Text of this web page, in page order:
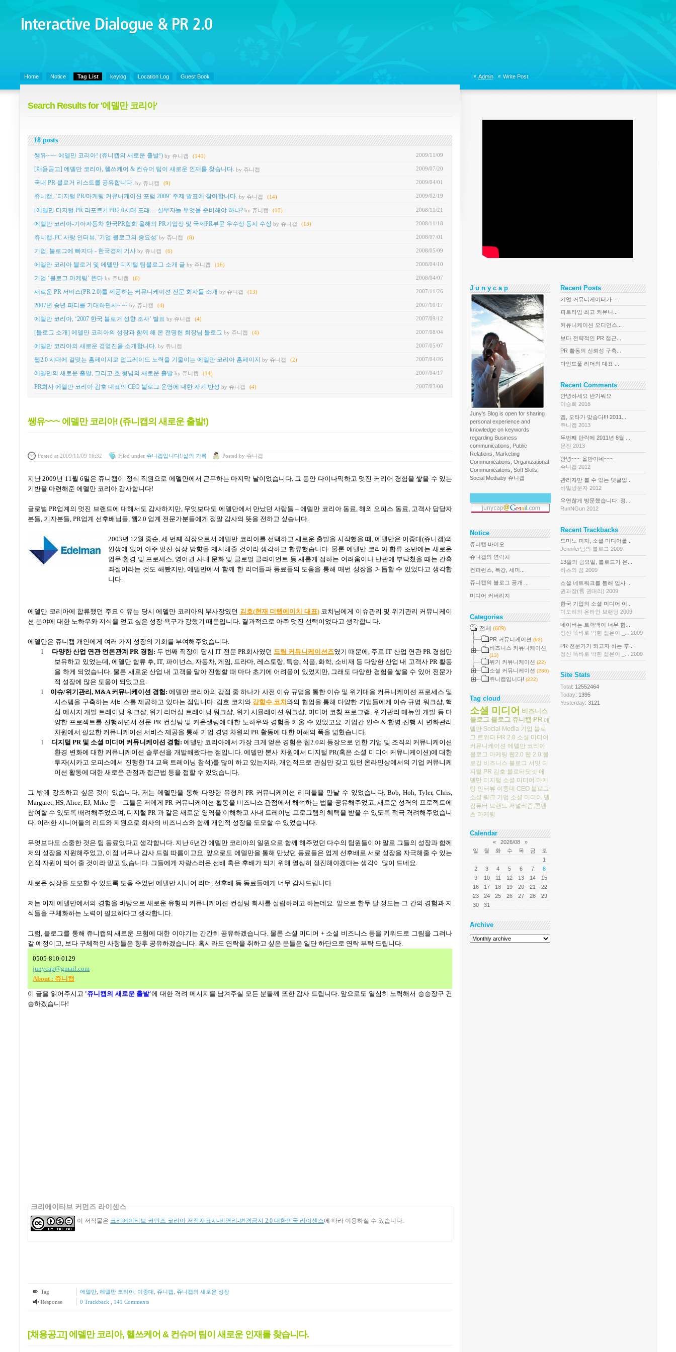
Interactive Dialogue &
PR 2.0
Home Notice Tag List keylog Location Log Guest Book
Search Results for '에델만 코리아'
18 posts
2009/11/09
쌩유~~~ 에델만 코리아! (쥬니캡의 새로운 출발!) by 쥬니캡 (141)
2009/07/20
[채용공고] 에델만 코리아, 헬쓰케어 & 컨슈머 팀이 새로운 인재를 찾습니다. by 쥬니캡
2009/04/01
국내 PR 블로거 리스트를 공유합니다. by 쥬니캡 (9)
2009/02/19
쥬니캡, ‘디지털 PR/마케팅 커뮤니케이션 포럼 2009’ 주제 발표에 참여합니다. by 쥬니캡 (14)
2008/11/21
[에델만 디지털 PR 리포트2] PR2.0시대 도래… 실무자들 무엇을 준비해야 하나? by 쥬니캡 (15)
2008/11/18
에델만 코리아-기아자동차 한국PR협회 올해의 PR기업상 및 국제PR부문 우수상 동시 수상 by 쥬니캡 (13)
2008/07/01
쥬니캡-PC 사랑 인터뷰, '기업 블로그의 중요성' by 쥬니캡 (8)
2008/05/09
기업, 블로그에 빠지다 - 한국경제 기사 by 쥬니캡 (6)
2008/04/10
에델만 코리아 블로거 및 에델만 디지털 팀블로그 소개 글 by 쥬니캡 (16)
2008/04/07
기업 ‘블로그 마케팅’ 뜬다 by 쥬니캡 (6)
2007/11/26
새로운 PR 서비스(PR 2.0)를 제공하는 커뮤니케이션 전문 회사들 소개 by 쥬니캡 (13)
2007/10/17
2007년 송년 파티를 기대하면서~~~ by 쥬니캡 (4)
2007/09/12
에델만 코리아, ‘2007 한국 블로거 성향 조사’ 발표 by 쥬니캡 (4)
2007/08/04
[블로그 소개] 에델만 코리아의 성장과 함께 해 온 전명헌 회장님 블로그 by 쥬니캡 (4)
2007/05/07
에델만 코리아의 새로운 경영진을 소개합니다. by 쥬니캡
2007/04/26
웹2.0 시대에 걸맞는 홈페이지로 업그레이드 노력을 기울이는 에델만 코리아 홈페이지 by 쥬니캡 (2)
2007/04/17
에델만의 새로운 출발, 그리고 호 형님의 새로운 출발 by 쥬니캡 (14)
2007/03/08
PR회사 에델만 코리아 김호 대표의 CEO 블로그 운영에 대한 자기 반성 by 쥬니캡 (4)
쌩유~~~ 에델만 코리아! (쥬니캡의 새로운 출발!)
Posted at 2009/11/09 16:32 Filed under 쥬니캡입니다!/삶의 기록 Posted by 쥬니캡
지난2009년 11 월 6일은 쥬니캡이 정식 직원으로 에델만에서 근무하는 마지막 날이었습니다. 그 동안 다이나믹하고 멋진 커리어 경험을 쌓을 수 있는
기반을 마련해준 에델만 코리아 감사합니다!
글로벌 PR업계의 멋진 브랜드에 대해서도 감사하지만 무엇보다도 에델만에서 만났던 사람들 –에델만 코리아 동료 ,해외 오피스 동료
고객사 담당자
분들 기자분들 , PR업계 선후배님들 웹2.0 업계 전문가분들에게 정말 감사의 뜻을 전하고 싶습니다
2003년 12월 중순 ,세 번째 직장으로서 에델만 코리아를 선택하고 새로운 출발을 시작했을 때 에델만은 이중대(쥬니캡)의
인생에 있어 아주 멋진 성장 방향을 제시해줄 것이라 생각하고 합류했습니다 물론 에델만 코리아 합류 초반에는 새로운
업무 환경 및 프로세스 영어권 사내 문화 및 글로벌 클라이언트 등 새롭게 접하는 어려움이나 난관에 부닥쳤을 때는 간혹
좌절이라는 것도 해봤지만,에델만에서 함께 한 리더들과 동료들의 도움을 통해 매번 성장을 거듭할 수 있었다고 생각합
니다
에델만 코리아에 합류했던 주요 이유는 당시 에델만 코리아의 부사장였던 김호(현재 더랩에이치 대표) 코치님에게 이슈관리 및 위기관리 커뮤니케이
션 분야에 대한 노하우와 지식을 얻고 싶은 성장 욕구가 강했기 때문입니다 결과적으로 아주 멋진 선택이었다고 생각합니다
에델만은 쥬니캡 개인에게 여러 가지 성장의 기회를 부여해주었습니다
l
다양한 산업 연관 언론관계 PR 경험: 두 번째 직장이 당시 IT 전문 PR회사였던 드림 커뮤니케이션즈였기 때문에 주로 IT 산업 연관PR 경험만
보유하고 있었는데 에델만 합류 후 , IT, 파이넌스 자동차, 게임 드라마 레스토랑, 특송 식품 화학 소비재 등 다양한 산업 내 고객사PR 활동
을 하게 되었습니다. 물론 새로운 산업 내 고객을 맡아 진행할 때 마다 초기에 어려움이 있었지만, 그래도 다양한 경험을 쌓을 수 있어 전문가
적 성장에 많은 도움이 되었고요
l
이슈/위기관리, M&A 커뮤니케이션 경험: 에델만 코리아의 강점 중 하나가 사전 이슈 규명을 통한 이슈 및 위기대응 커뮤니케이션 프로세스 및
시스템을 구축하는 서비스를 제공하고 있다는 점입니다 김호 코치와 강함수 코치와의 협업을 통해 다양한 기업들에게 이슈 규명 워크샵,핵
심 메시지 개발 트레이닝 워크샵, 위기 리더십 트레이닝 워크샵 위기 시뮬레이션 워크샵 미디어 코칭 프로그램
위기관리 매뉴얼 개발 등 다
양한 프로젝트를 진행하면서 전문 PR 컨설팅 및 카운셀링에 대한 노하우와 경험을 키울 수 있었고요 기업간 인수 & 합병 진행 시 변화관리
차원에서 필요한 커뮤니케이션 서비스 제공을 통해 기업 경영 차원의 PR 활동에 대한 이해의 폭을 넓혔습니다
l
디지털 PR 및 소셜 미디어 커뮤니케이션 경험: 에델만 코리아에서 가장 크게 얻은 경험은 웹2.0의 등장으로 인한 기업 및 조직의 커뮤니케이션
환경 변화에 대한 커뮤니케이션 솔루션을 개발해왔다는 점입니다.에델만 본사 차원에서 디지털 PR(혹은 소셜 미디어 커뮤니케이션)에 대한
투자(시카고 오피스에서 진행한T4 교육 트레이닝 참석)를 많이 하고 있는지라 개인적으로 관심만 갖고 있던 온라인상에서의 기업 커뮤니케
이션 활동에 대한 새로운 관점과 접근법 등을 접할 수 있었습니다
그 밖에 강조하고 싶은 것이 있습니다 저는 에델만을 통해 다양한 유형의 PR 커뮤니케이션 리더들을 만날 수 있었습니다. Bob, Hoh, Tyler, Chris,
Margaret, HS, Alice, EJ, Mike 등 – 그들은 저에게 PR 커뮤니케이션 활동을 비즈니스 관점에서 해석하는 법을 공유해주었고 새로운 성격의 프로젝트에
참여할 수 있도록 배려해주었으며 디지털 PR과 같은 새로운 영역을 이해하고 사내 트레이닝 프로그램의 혜택을 받을 수 있도록 적극 격려해주었습니
다 이러한 시니어들의 리드와 지원으로 회사의 비즈니스와 함께 개인적 성장을 도모할 수 있었습니다
무엇보다도 소중한 것은 팀 동료였다고 생각합니다 지난 6년간 에델만 코리아의 일원으로 함께 해주었던 다수의 팀원들이야 말로 그들의 성장과 함께
저의 성장을 지원해주었고 이점 너무나 감사 드릴 따름이고요 앞으로도 에델만을 통해 만났던 동료들은 업계 선후배로 서로 성장을 자극해줄 수 있는
인적 자원이 되어 줄 것이라 믿고 있습니다 그들에게 자랑스러운 선배 혹은 후배가 되기 위해 열심히 정진해야겠다는 생각이 많이 드네요
새로운 성장을 도모할 수 있도록 도움 주었던 에델만 시니어 리더 선후배 등 동료들에게 너무 감사드립니다
저는 이제 에델만에서의 경험을 바탕으로 새로운 유형의 커뮤니케이션 컨설팅 회사를 설립하려고 하는데요
앞으로 한두 달 정도는 그 간의 경험과 지
식들을 구체화하는 노력이 필요하다고 생각합니다
그럼 블로그를 통해 쥬니캡의 새로운 모험에 대한 이야기는 간간히 공유하겠습니다 . 물론 소셜 미디어 + 소셜 비즈니스 등을 키워드로 그림을 그려나
갈 예정이고, 보다 구체적인 사항들은 향후 공유하겠습니다. 혹시라도 연락을 취하고 싶은 분들은 일단 하단으로 연락 부탁 드립니다.
0505-810-0129
junycap@gmail.com
About : 쥬니캡
이 글을 읽어주시고 '쥬니캡의 새로운 출발'에 대한 격려 메시지를 남겨주실 모든 분들께 또한 감사 드립니다. 앞으로도 열심히 노력해서 승승장구 건
승하겠습니다!
크리에이티브 커먼즈 라이센스
이 저작물은 크리에이티브 커먼즈 코리아 저작자표시-비영리-변경금지 2.0 대한민국 라이센스에 따라 이용하실 수 있습니다.
Tag 에델만, 에델만 코리아, 이중대 쥬니캡 쥬니캡의 새로운 성장
Response
0 Trackback 141 Comments
[채용공고] 에델만 코리아, 헬쓰케어 & 컨슈머 팀이 새로운 인재를 찾습니다.
Admin Write Post
J u n y c a p
Juny's Blog is open for sharing
personal experience and
knowledge on keywords
regarding Business
communications, Public
Relations, Marketing
Communications, Organizational
Communicaitons, Soft Skills,
Social Mediaby 쥬니캡
Notice
쥬니캡 바이오
쥬니캡의 연락처
컨퍼런스, 특강, 세미...
쥬니캡의 블로그 공개 ...
미디어 커버리지
Categories
전체 (609)
PR 커뮤니케이션 (62)
비즈니스 커뮤니케이션
(13)
위기 커뮤니케이션 (22)
소셜 커뮤니케이션 (286)
쥬니캡입니다! (222)
Tag cloud
소셜 미디어 비즈니스
블로그 블로그 쥬니캡 PR 에
델만 Social Media 기업 블로
그 트위터 PR 2.0 소셜 미디어
커뮤니케이션 에델만 코리아
블로그 마케팅 웹2.0 웹 2.0 블
로깅 비즈니스 블로그 서밋 디
지털 PR 김호 블로터닷넷 에
델만 디지털 소셜 미디어 마케
팅 인터뷰 이중대 CEO 블로그
소셜 링크 기업 소셜 미디어 델
컴퓨터 브랜드 저널리즘 콘텐
츠 마케팅
Calendar
« 2026/08
»
일
월 화 수 목 금
토
1
2
3 4 5 6 7
8
9
10 11 12 13 14
15
16
17 18 19 20 21
22
23
24 25 26 27 28
29
30
31
Archive
Recent Posts
기업 커뮤니케이터가 ...
파트타임 최고 커뮤니...
커뮤니케이션 오디언스...
보다 전략적인 PR 접근...
PR 활동의 신뢰성 구축...
마인드풀 리더의 대표 ...
Recent Comments
안녕하세요 반가워요
이승희 2016
옙, 오타가 맞슴다!!! 2011...
쥬니캡 2013
두번째 단락에 2011년 8월 ...
문진 2013
안녕~~~ 올만이네~~~
쥬니캡 2012
관리자만 볼 수 있는 댓글입...
비밀방문자 2012
우연찮게 방문했습니다. 정...
RunNGun 2012
Recent Trackbacks
도미노 피자, 소셜 미디어를...
Jennifer님의 블로그 2009
13일의 금요일, 블로드가 온...
하츠의 꿈 2009
소셜 네트워크를 통해 입사 ...
권과장(舊 권대리) 2009
한국 기업의 소셜 미디어 이...
미도리의 온라인 브랜딩 2009
네이버는 트랙백이 너무 힘...
정신 똑바로 박힌 젊은이 _... 2009
PR 전문가가 되고자 하는 후...
정신 똑바로 박힌 젊은이 _... 2009
Site Stats
Total: 12552464
Today: 1395
Yesterday: 3121